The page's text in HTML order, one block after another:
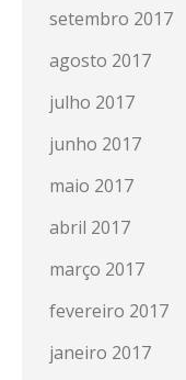
setembro 2017
agosto 2017
julho 2017
junho 2017
maio 2017
abril 2017
março 2017
fevereiro 2017
janeiro 2017